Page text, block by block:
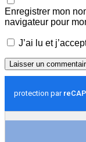
Enregistrer mon
navigateur pour
J’ai lu et